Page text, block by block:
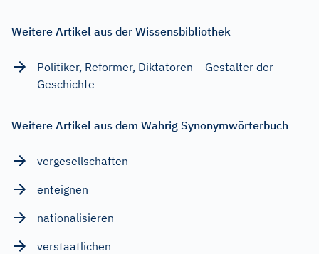
Weitere Artikel aus der Wissensbibliothek
Politiker, Reformer, Diktatoren – Gestalter der
Geschichte
Weitere Artikel aus dem Wahrig Synonymwörterbuch
vergesellschaften
enteignen
nationalisieren
verstaatlichen